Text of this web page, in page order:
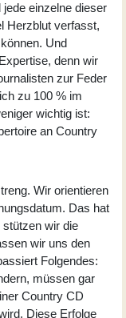
einzelne dieser
Herzblut verfasst,
Und
denn wir
zur Feder
zu 100 % im
wichtig ist:
an Country
Wir orientieren
Das hat
stützen wir die
wir uns den
Folgendes:
müssen gar
Country CD
Diese Erfolge